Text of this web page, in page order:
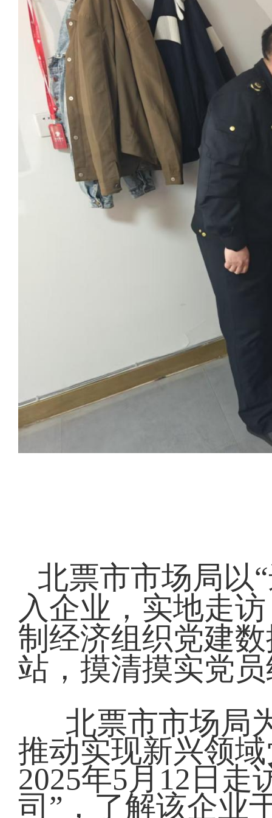
北票市市场局以
入企业，实地走
制经济组织党建
站，摸清摸实党
北票市市场局
推动实现新兴领
2025年5月12日走
司”，了解该企业